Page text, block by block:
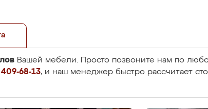
Вашей мебели. Просто позвоните нам по
68-13, и наш менеджер быстро рассчитает